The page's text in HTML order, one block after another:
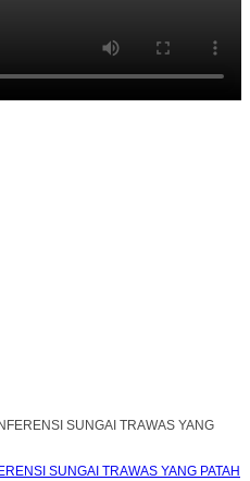
SUNGAI TRAWAS YANG PATAH